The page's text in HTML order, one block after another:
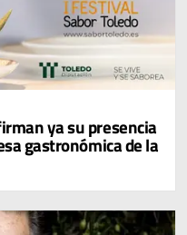
ya su presencia
gastronómica de la